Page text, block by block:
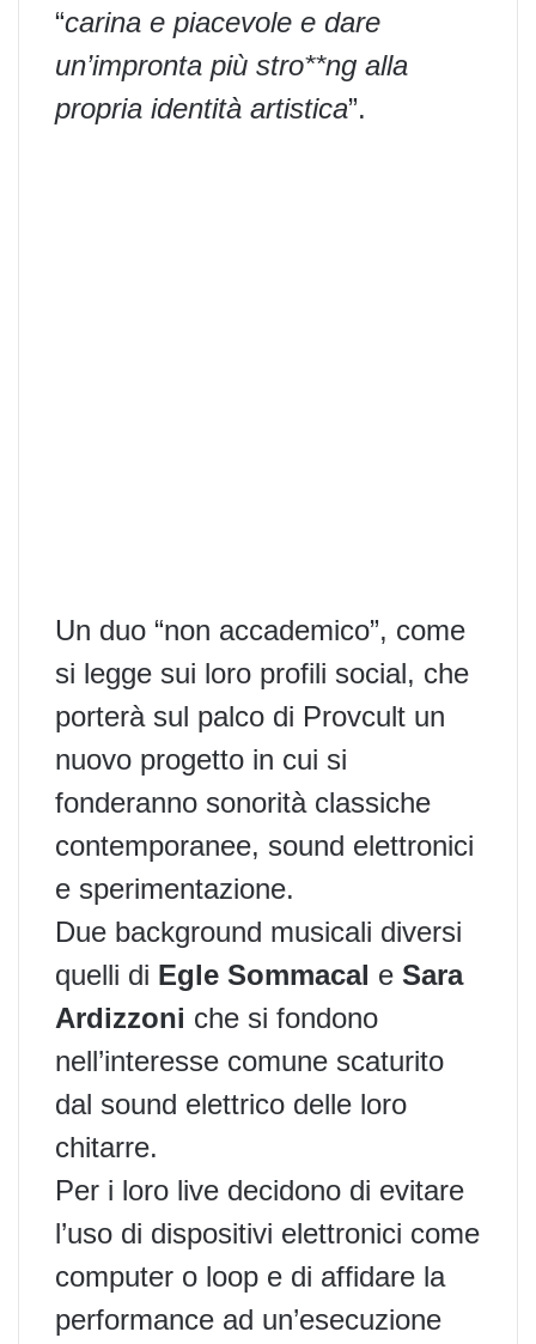
“carina e piacevole e dare
un’impronta più stro**ng alla
propria identità artistica”.
Un duo “non accademico”, come
si legge sui loro profili social, che
porterà sul palco di Provcult un
nuovo progetto in cui si
fonderanno sonorità classiche
contemporanee, sound elettronici
e sperimentazione.
Due background musicali diversi
quelli di Egle Sommacal e Sara
Ardizzoni che si fondono
nell’interesse comune scaturito
dal sound elettrico delle loro
chitarre.
Per i loro live decidono di evitare
l’uso di dispositivi elettronici come
computer o loop e di affidare la
performance ad un’esecuzione